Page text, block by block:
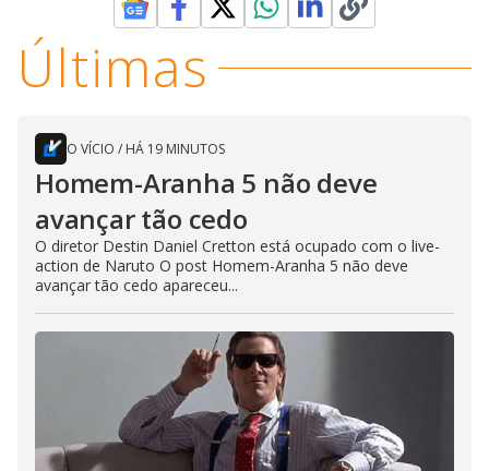
Últimas
O VÍCIO / HÁ 19 MINUTOS
Homem-Aranha 5 não deve
avançar tão cedo
O diretor Destin Daniel Cretton está ocupado com o live-
action de Naruto O post Homem-Aranha 5 não deve
avançar tão cedo apareceu...